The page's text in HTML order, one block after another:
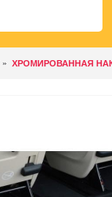
ХРОМИРОВАННАЯ